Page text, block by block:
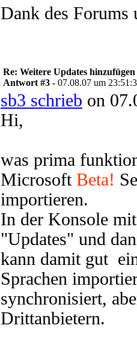
Dank des Forums
Re: Weitere Updates hinzufügen
Antwort #3 - 07.08.07 um
sb3 schrieb on
Hi,
was prima
Microsoft Beta!
importieren.
In der Konsole
"Updates" und
kann damit gut
Sprachen
synchronisiert,
Drittanbietern.